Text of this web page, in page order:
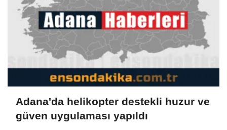
Adana'da helikopter destekli huzur ve
güven uygulaması yapıldı